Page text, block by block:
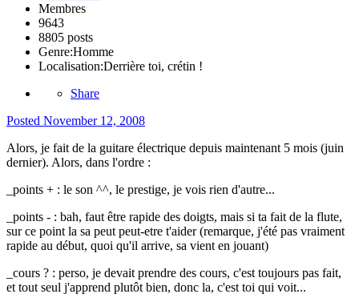
Membres
9643
8805 posts
Genre:Homme
Localisation:Derrière toi, crétin !
Share
Posted November 12, 2008
Alors, je fait de la guitare électrique depuis maintenant 5 mois (juin
dernier). Alors, dans l'ordre :
_points + : le son ^^, le prestige, je vois rien d'autre...
_points - : bah, faut être rapide des doigts, mais si ta fait de la flute,
sur ce point la sa peut peut-etre t'aider (remarque, j'été pas vraiment
rapide au début, quoi qu'il arrive, sa vient en jouant)
_cours ? : perso, je devait prendre des cours, c'est toujours pas fait,
et tout seul j'apprend plutôt bien, donc la, c'est toi qui voit...